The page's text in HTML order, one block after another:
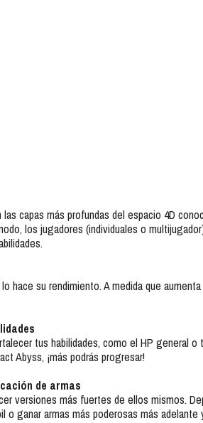
capas más profundas del espacio 4D
los jugadores (individuales o
hace su rendimiento. A medida que
tus habilidades, como el HP general o
Abyss, ¡más podrás progresar!
de armas
versiones más fuertes de ellos mismos.
o ganar armas más poderosas más adelante